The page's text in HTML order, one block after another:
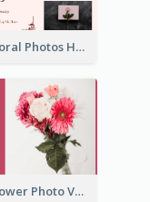
Pink Floral Photos Happy Valentines Day Gift Card
Pink Flower Photo Valentine's Day Gift Card